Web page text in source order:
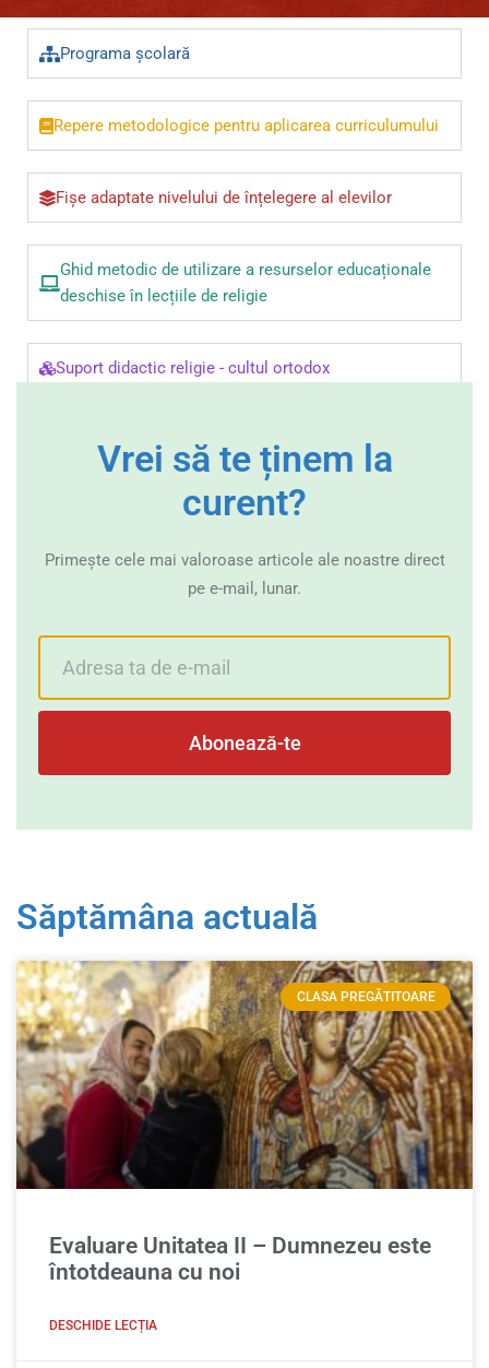
Programa școlară
Repere metodologice pentru aplicarea curriculumului
Fișe adaptate nivelului de înțelegere al elevilor
Ghid metodic de utilizare a resurselor educaționale
deschise în lecțiile de religie
Suport didactic religie - cultul ortodox
Vrei să te ținem la
curent?
Primește cele mai valoroase articole ale noastre direct
pe e-mail, lunar.
Abonează-te
Săptămâna actuală
CLASA PREGĂTITOARE
Evaluare Unitatea II – Dumnezeu este
întotdeauna cu noi
DESCHIDE LECȚIA